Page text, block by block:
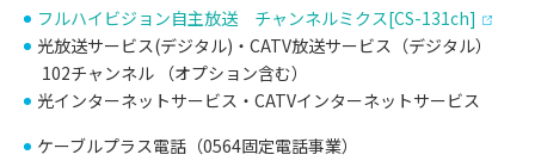
フルハイビジョン自主放送 チャンネルミクス[CS-131ch]
光放送サービス(デジタル)・CATV放送サービス（デジタル）
102チャンネル （オプション含む）
光インターネットサービス・CATVインターネットサービス
ケーブルプラス電話（0564固定電話事業）